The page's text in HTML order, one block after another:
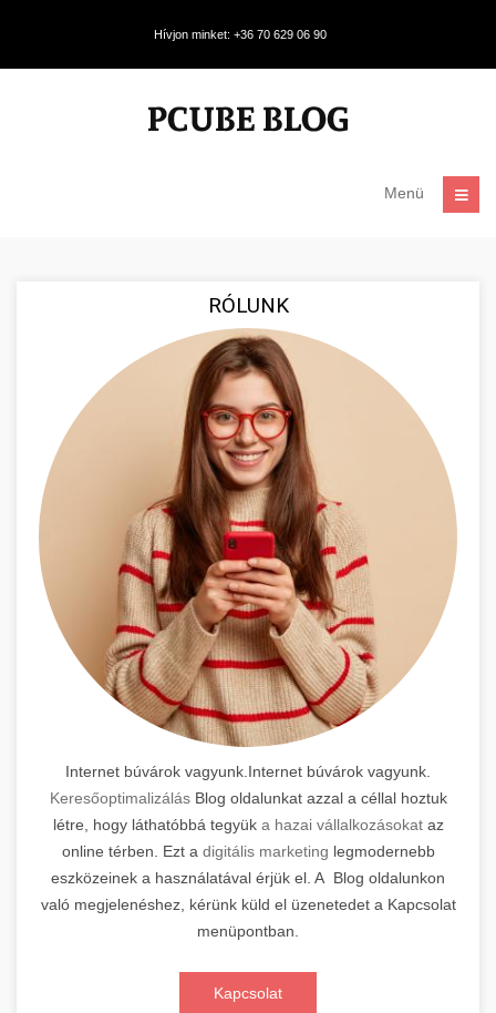
Hívjon minket: +36 70 629 06 90
Menü
RÓLUNK
Internet búvárok vagyunk.Internet búvárok vagyunk.
KeresőoptimalizálásBlog oldalunkat azzal a céllal hoztuk
létre, hogy láthatóbbá tegyük a hazai vállalkozásokataz
online térben. Ezt a digitális marketing legmodernebb
eszközeinek a használatával érjük el. A Blog oldalunkon
való megjelenéshez, kérünk küld el üzenetedet a Kapcsolat
menüpontban.
Kapcsolat